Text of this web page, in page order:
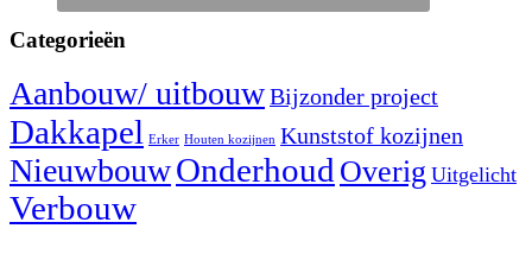
Categorieën
Aanbouw/ uitbouwBijzonder project
Dakkapel Erker Houten kozijnen Kunststof kozijnen
NieuwbouwOnderhoud Overig Uitgelicht
Verbouw